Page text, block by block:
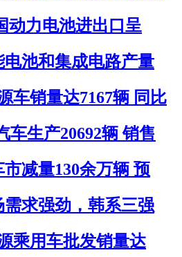
动力电池进出口呈
电池和集成电路产量
车销量达7167辆 同比
车生产20692辆 销售
减量130余万辆 预
求强劲，韩系三强
乘用车批发销量达